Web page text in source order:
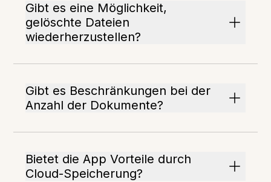
Gibt es eine Möglichkeit,
gelöschte Dateien
wiederherzustellen?
Gibt es Beschränkungen bei der
Anzahl der Dokumente?
Bietet die App Vorteile durch
Cloud-Speicherung?